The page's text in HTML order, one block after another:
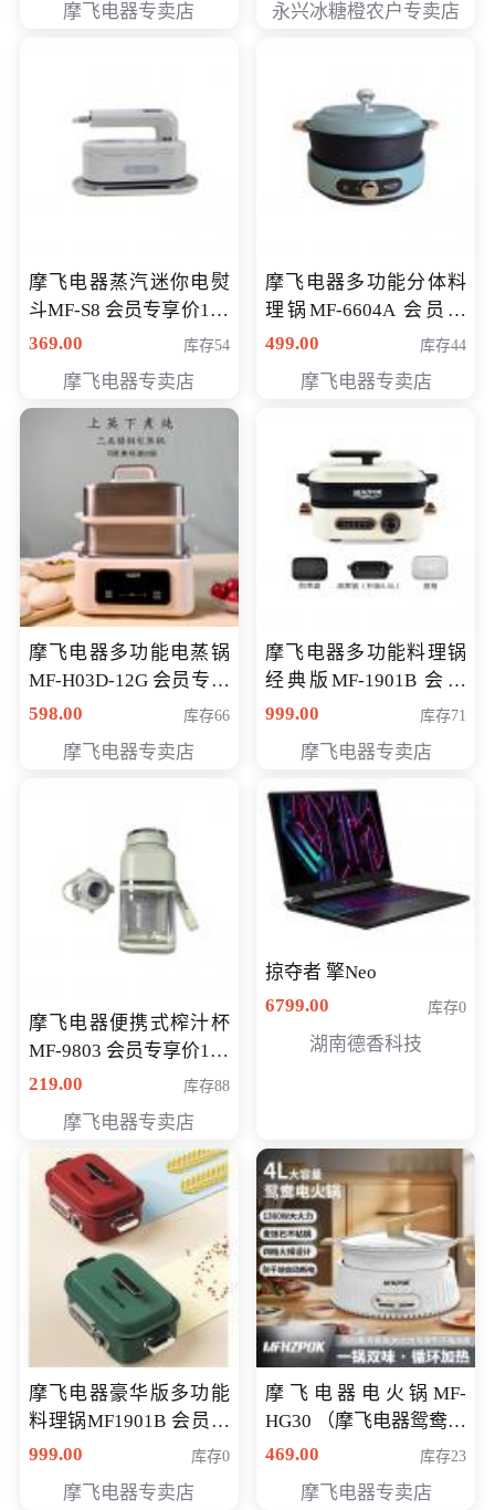
摩飞电器专卖店 永兴冰糖橙农户专卖店
摩飞电器蒸汽迷你电熨
斗MF-S8 会员专享价168
元
369.00 库存54
摩飞电器专卖店
摩飞电器多功能分体料
理锅MF-6604A 会员专
享价288元
499.00 库存44
摩飞电器专卖店
摩飞电器多功能电蒸锅
MF-H03D-12G 会员专享
价398元
598.00 库存66
摩飞电器专卖店
摩飞电器多功能料理锅
经典版MF-1901B 会员
专享价399元
999.00 库存71
摩飞电器专卖店
摩飞电器便携式榨汁杯
MF-9803 会员专享价138
元
219.00 库存88
摩飞电器专卖店
掠夺者 擎Neo
6799.00
库存0
湖南德香科技
摩飞电器豪华版多功能
料理锅MF1901B 会员专
享价668元
999.00 库存0
摩飞电器专卖店
摩飞电器电火锅MF-
HG30 （摩飞电器鸳鸯锅
MF-HG30 ） 会员专享价
469.00 库存23
摩飞电器专卖店